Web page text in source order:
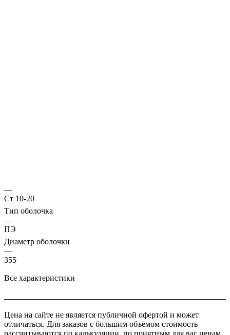
—
Ст 10-20
Тип оболочка
—
ПЭ
Диаметр оболочки
—
355
Все характеристики
Цена на сайте не является публичной офертой и может
отличаться. Для заказов с большим объемом стоимость
рассчитываются по калькуляции, по приятным для вас ценам.